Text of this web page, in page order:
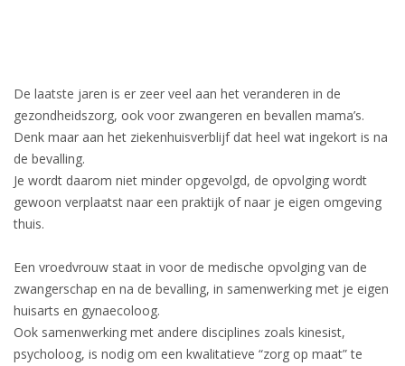
De laatste jaren is er zeer veel aan het veranderen in de
gezondheidszorg, ook voor zwangeren en bevallen mama’s.
Denk maar aan het ziekenhuisverblijf dat heel wat ingekort is na
de bevalling.
Je wordt daarom niet minder opgevolgd, de opvolging wordt
gewoon verplaatst naar een praktijk of naar je eigen omgeving
thuis.
Een vroedvrouw staat in voor de medische opvolging van de
zwangerschap en na de bevalling, in samenwerking met je eigen
huisarts en gynaecoloog.
Ook samenwerking met andere disciplines zoals kinesist,
psycholoog, is nodig om een kwalitatieve “zorg op maat” te